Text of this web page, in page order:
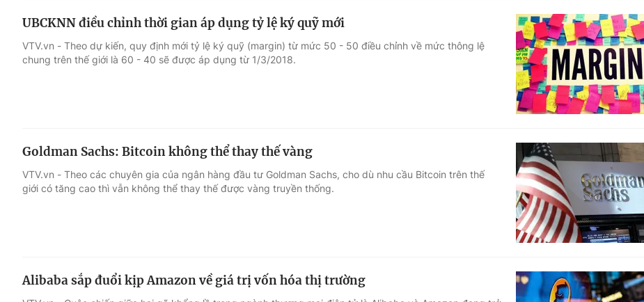
UBCKNN điều chỉnh thời gian áp dụng tỷ lệ ký quỹ mới
VTV.vn - Theo dự kiến, quy định mới tỷ lệ ký quỹ (margin) từ mức 50 - 50 điều chỉnh về mức thông lệ
chung trên thế giới là 60 - 40 sẽ được áp dụng từ 1/3/2018.
Goldman Sachs: Bitcoin không thể thay thế vàng
VTV.vn - Theo các chuyên gia của ngân hàng đầu tư Goldman Sachs, cho dù nhu cầu Bitcoin trên thế
giới có tăng cao thì vẫn không thể thay thế được vàng truyền thống.
Alibaba sắp đuổi kịp Amazon về giá trị vốn hóa thị trường